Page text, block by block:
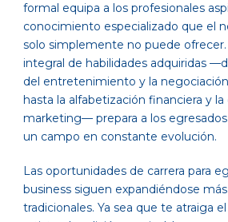
formal equipa a los profesionales
conocimiento especializado que el
solo simplemente no puede
integral de habilidades adquiridas
del entretenimiento y la
hasta la alfabetización financiera y
marketing— prepara a los egresados
un campo en constante evolución.
Las oportunidades de carrera para
business siguen expandiéndose
tradicionales. Ya sea que te atraiga